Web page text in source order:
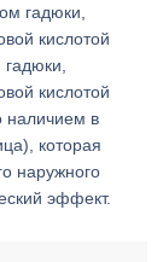
кислотой
наличием в
которая
наружного
эффект.